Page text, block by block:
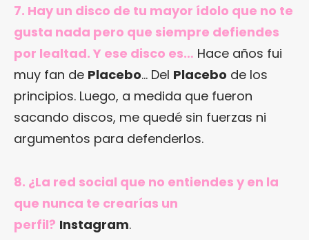
7. Hay un disco de tu mayor ídolo que no te
gusta nada pero que siempre defiendes
por lealtad. Y ese disco es… Hace años fui
muy fan de Placebo… Del Placebo de los
principios. Luego, a medida que fueron
sacando discos, me quedé sin fuerzas ni
argumentos para defenderlos.
8. ¿La red social que no entiendes y en la
que nunca te crearías un
perfil? Instagram.